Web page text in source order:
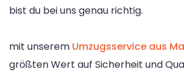
bist du bei uns genau richtig.
mit unserem Umzugsservice aus
größten Wert auf Sicherheit und